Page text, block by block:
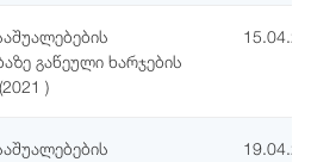
გაწეული ხარჯების
)